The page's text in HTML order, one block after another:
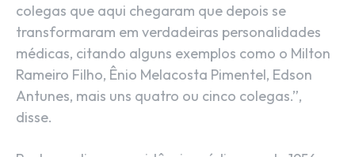
colegas que aqui chegaram que depois se
transformaram em verdadeiras personalidades
médicas, citando alguns exemplos como o Milton
Rameiro Filho, Ênio Melacosta Pimentel, Edson
Antunes, mais uns quatro ou cinco colegas.”,
disse.